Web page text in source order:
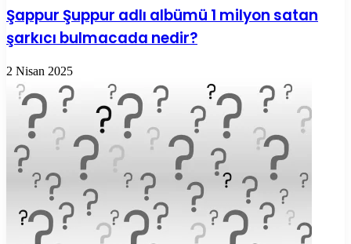
Şappur Şuppur adlı albümü 1 milyon satan
şarkıcı bulmacada nedir?
2 Nisan 2025